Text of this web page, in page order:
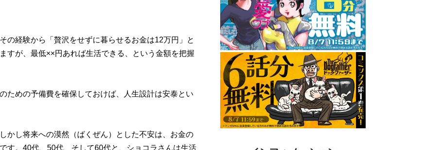
の経験から「贅沢をせずに暮らせるお金は12万円」と
すが、最低××円あれば生活できる、という金額を把握
ための予備費を確保しておけば、人生設計は安泰とい
かし将来への漠然（ばくぜん）とした不安は、お金の
す。40代、50代、そして60代と、ショコラさんは生活